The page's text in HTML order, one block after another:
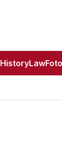
HistoryLawFoto